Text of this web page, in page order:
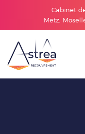
Cabinet
Metz,